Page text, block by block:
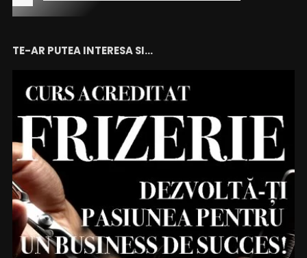
TE-AR PUTEA INTERESA SI...